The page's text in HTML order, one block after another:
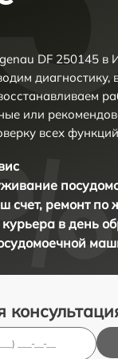
DF 250145 в
или
всех
счет, ремонт по
в день